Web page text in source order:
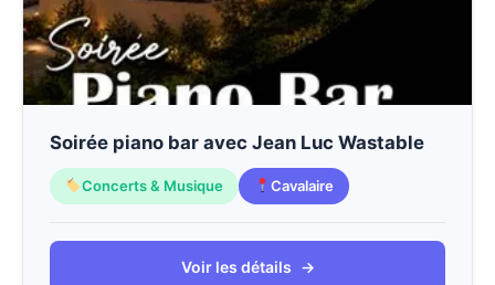
Soirée piano bar avec Jean Luc Wastable
Concerts & Musique Cavalaire
Voir les détails →